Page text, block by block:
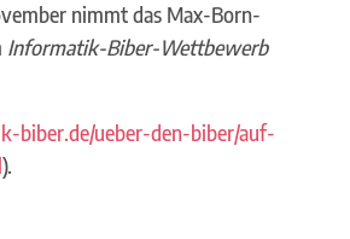
nimmt das Max-Born-
Informatik-Biber-Wettbewerb
biber.de/ueber-den-biber/auf-
).